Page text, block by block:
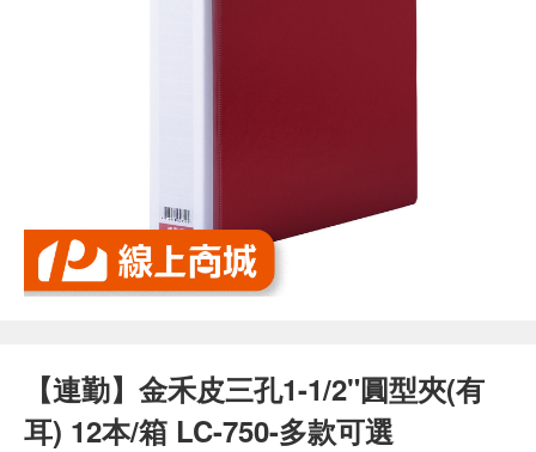
【連勤】金禾皮三孔1-1/2"圓型夾(有
耳) 12本/箱 LC-750-多款可選